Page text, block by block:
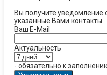
Вы получите уведомление
указанные Вами контакты
Ваш E-Mail
Актуальность
- обязательно к